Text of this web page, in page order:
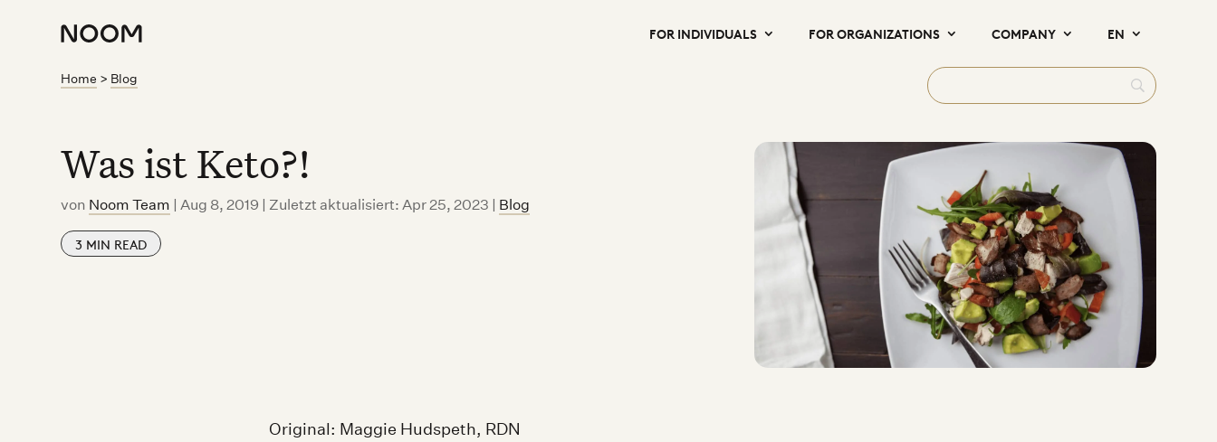
FOR INDIVIDUALS FOR ORGANIZATIONS COMPANY EN
Home > Blog
Was ist Keto?!
von Noom Team |Aug 8, 2019 | Zuletzt aktualisiert: Apr 25, 2023 | Blog
3 MIN READ
Original: Maggie Hudspeth, RDN